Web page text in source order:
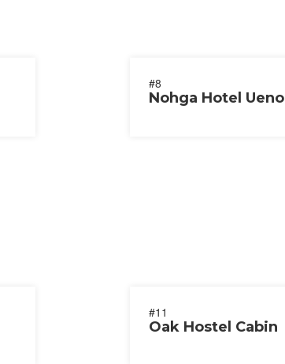
#8
Nohga Hotel Ueno
#11
Oak Hostel Cabin